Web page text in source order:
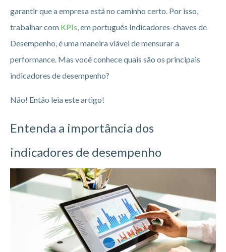
garantir que a empresa está no caminho certo. Por isso,
trabalhar com KPIs, em português Indicadores-chaves de
Desempenho, é uma maneira viável de mensurar a
performance. Mas você conhece quais são os principais
indicadores de desempenho?
Não! Então leia este artigo!
Entenda a importância dos
indicadores de desempenho